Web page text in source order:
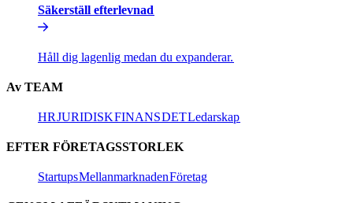
Säkerställ efterlevnad​​
Håll dig lagenlig medan du expanderar.​​
Av TEAM​​
HR​​JURIDISK​​FINANS​​DET​​Ledarskap​​
EFTER FÖRETAGSSTORLEK​​
Startups​​Mellanmarknaden​​Företag​​